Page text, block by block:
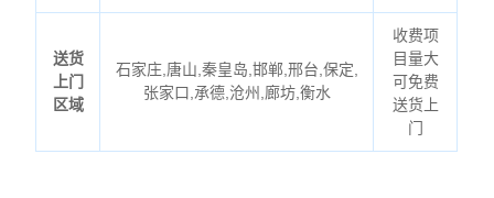
送货
上门
区域
石家庄,唐山,秦皇岛,邯郸,邢台,保定,
张家口,承德,沧州,廊坊,衡水
收费项
目量大
可免费
送货上
门